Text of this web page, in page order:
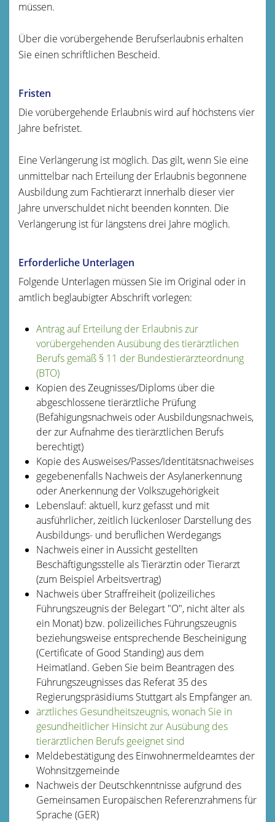
müssen.
Über die vorübergehende Berufserlaubnis erhalten
Sie einen schriftlichen Bescheid.
Fristen
Die vorübergehende Erlaubnis wird auf höchstens vier
Jahre befristet.
Eine Verlängerung ist möglich. Das gilt, wenn Sie eine
unmittelbar nach Erteilung der Erlaubnis begonnene
Ausbildung zum Fachtierarzt innerhalb dieser vier
Jahre unverschuldet nicht beenden konnten. Die
Verlängerung ist für längstens drei Jahre möglich.
Erforderliche Unterlagen
Folgende Unterlagen müssen Sie im Original oder in
amtlich beglaubigter Abschrift vorlegen:
Antrag auf Erteilung der Erlaubnis zur
vorübergehenden Ausübung des tierärztlichen
Berufs gemäß § 11 der Bundestierärzteordnung
(BTO)
Kopien des Zeugnisses/Diploms über die
abgeschlossene tierärztliche Prüfung
(Befähigungsnachweis oder Ausbildungsnachweis,
der zur Aufnahme des tierärztlichen Berufs
berechtigt)
Kopie des Ausweises/Passes/Identitätsnachweises
gegebenenfalls Nachweis der Asylanerkennung
oder Anerkennung der Volkszugehörigkeit
Lebenslauf: aktuell, kurz gefasst und mit
ausführlicher, zeitlich lückenloser Darstellung des
Ausbildungs- und beruflichen Werdegangs
Nachweis einer in Aussicht gestellten
Beschäftigungsstelle als Tierärztin oder Tierarzt
(zum Beispiel Arbeitsvertrag)
Nachweis über Straffreiheit (polizeiliches
Führungszeugnis der Belegart "O", nicht älter als
ein Monat) bzw. polizeiliches Führungszeugnis
beziehungsweise entsprechende Bescheinigung
(Certificate of Good Standing) aus dem
Heimatland. Geben Sie beim Beantragen des
Führungszeugnisses das Referat 35 des
Regierungspräsidiums Stuttgart als Empfänger an.
ärztliches Gesundheitszeugnis, wonach Sie in
gesundheitlicher Hinsicht zur Ausübung des
tierärztlichen Berufs geeignet sind
Meldebestätigung des Einwohnermeldeamtes der
Wohnsitzgemeinde
Nachweis der Deutschkenntnisse aufgrund des
Gemeinsamen Europäischen Referenzrahmens für
Sprache (GER)